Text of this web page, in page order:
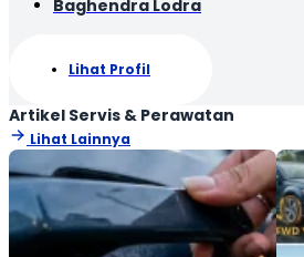
Baghendra Lodra
Lihat Profil
Artikel Servis & Perawatan
Lihat Lainnya